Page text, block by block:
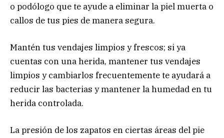
o podólogo que te ayude a eliminar la piel muerta o
callos de tus pies de manera segura.
Mantén tus vendajes limpios y frescos; si ya
cuentas con una herida, mantener tus vendajes
limpios y cambiarlos frecuentemente te ayudará a
reducir las bacterias y mantener la humedad en tu
herida controlada.
La presión de los zapatos en ciertas áreas del pie